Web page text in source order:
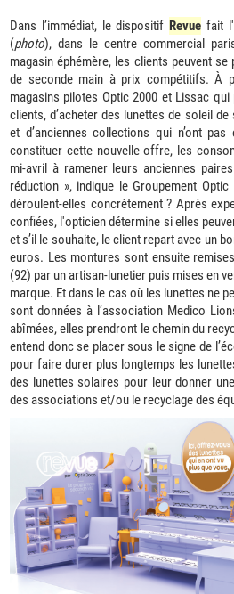
Dans l’immédiat, le dispositifRevue fait
(photo), dans le centre commercial
magasin éphémère, les clients peuvent
de seconde main à prix compétitifs. À
magasins pilotes Optic 2000 et Lissac
clients, d’acheter des lunettes de soleil
et d’anciennes collections qui n’ont
constituer cette nouvelle offre, les
mi-avril à ramener leurs anciennes
réduction », indique le Groupement
déroulent-elles concrètement ? Après
confiées, l'opticien détermine si elles
et s’il le souhaite, le client repart avec un
euros. Les montures sont ensuite
(92) par un artisan-lunetier puis mises en
marque. Et dans le cas où les lunettes ne
sont données à l’association Medico
abîmées, elles prendront le chemin du
entend donc se placer sous le signe de
pour faire durer plus longtemps les
des lunettes solaires pour leur donner
des associations et/ou le recyclage des